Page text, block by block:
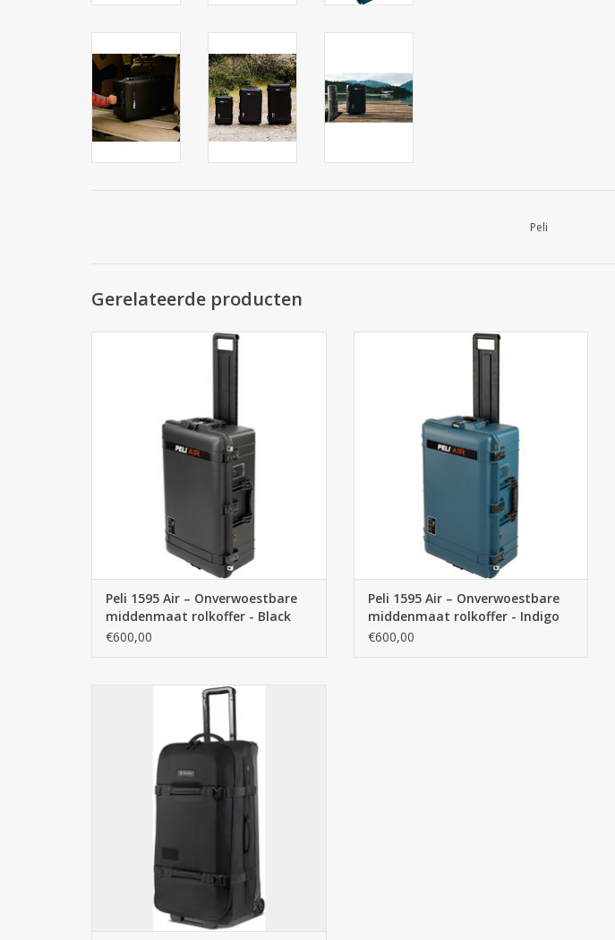
Peli
Gerelateerde producten
De Peli 1595 Air: 40% lichter dan
standaard polymer cases, oersterk en
TOEVOEGEN AAN WINKELWAGEN
Peli 1595 Air – Onverwoestbare
middenmaat rolkoffer - Black
€600,00
De Peli 1595 Air: 40% lichter dan
standaard polymer cases, oersterk en
TOEVOEGEN AAN WINKELWAGEN
Peli 1595 Air – Onverwoestbare
middenmaat rolkoffer - Indigo
€600,00
De ultieme hybride reistas: Pelican AEGIS
32". 115L inhoud, Cordura stof en EVA-
shield bescherming. Ontdek Pelican bij
Cargo Travelshop Arnhem.
TOEVOEGEN AAN WINKELWAGEN